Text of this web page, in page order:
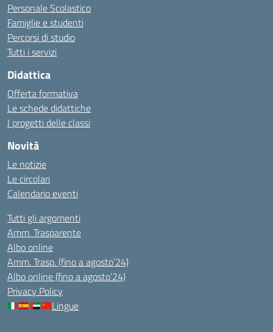
Personale Scolastico
Famiglie e studenti
Percorsi di studio
Tutti i servizi
Didattica
Offerta formativa
Le schede didattiche
I progetti delle classi
Novità
Le notizie
Le circolari
Calendario eventi
Tutti gli argomenti
Amm. Trasparente
Albo online
Amm. Trasp. (fino a agosto’24)
Albo online (fino a agosto’24)
Privacy Policy
Lingue